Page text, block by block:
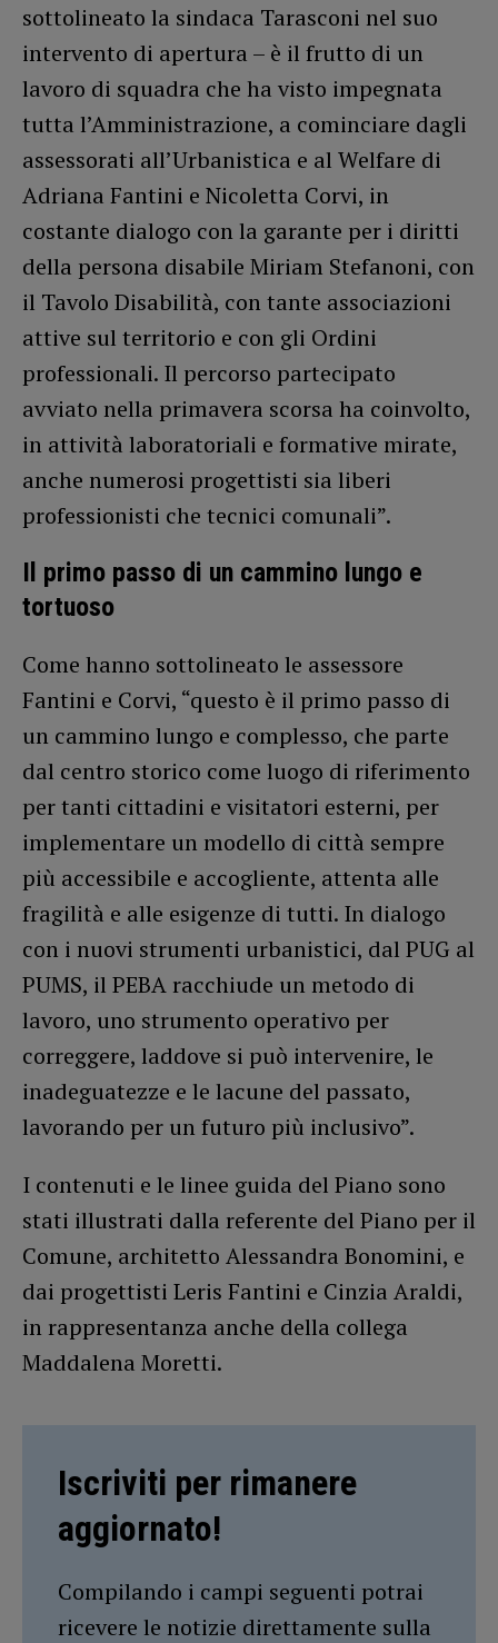
sottolineato la sindaca Tarasconi nel suo
intervento di apertura – è il frutto di un
lavoro di squadra che ha visto impegnata
tutta l’Amministrazione, a cominciare dagli
assessorati all’Urbanistica e al Welfare di
Adriana Fantini e Nicoletta Corvi, in
costante dialogo con la garante per i diritti
della persona disabile Miriam Stefanoni, con
il Tavolo Disabilità, con tante associazioni
attive sul territorio e con gli Ordini
professionali. Il percorso partecipato
avviato nella primavera scorsa ha coinvolto,
in attività laboratoriali e formative mirate,
anche numerosi progettisti sia liberi
professionisti che tecnici comunali”.
Il primo passo di un cammino lungo e
tortuoso
Come hanno sottolineato le assessore
Fantini e Corvi, “questo è il primo passo di
un cammino lungo e complesso, che parte
dal centro storico come luogo di riferimento
per tanti cittadini e visitatori esterni, per
implementare un modello di città sempre
più accessibile e accogliente, attenta alle
fragilità e alle esigenze di tutti. In dialogo
con i nuovi strumenti urbanistici, dal PUG al
PUMS, il PEBA racchiude un metodo di
lavoro, uno strumento operativo per
correggere, laddove si può intervenire, le
inadeguatezze e le lacune del passato,
lavorando per un futuro più inclusivo”.
I contenuti e le linee guida del Piano sono
stati illustrati dalla referente del Piano per il
Comune, architetto Alessandra Bonomini, e
dai progettisti Leris Fantini e Cinzia Araldi,
in rappresentanza anche della collega
Maddalena Moretti.
Iscriviti per rimanere
aggiornato!
Compilando i campi seguenti potrai
ricevere le notizie direttamente sulla